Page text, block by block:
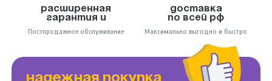
Расширенная
гарантия и
Постпродажное обслуживание
Доставка
по всей РФ
Максимально выгодно и быстро
НАДЕЖНАЯ ПОКУПКА